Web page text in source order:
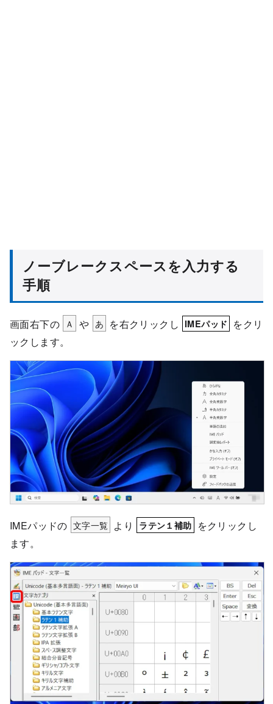
ノーブレークスペースを入力する
手順
画面右下の Ａ や あ を右クリックし IMEパッド をクリ
ックします。
IMEパッドの 文字一覧 より ラテン１補助 をクリックし
ます。